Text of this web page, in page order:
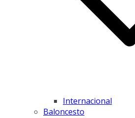
Internacional
Baloncesto